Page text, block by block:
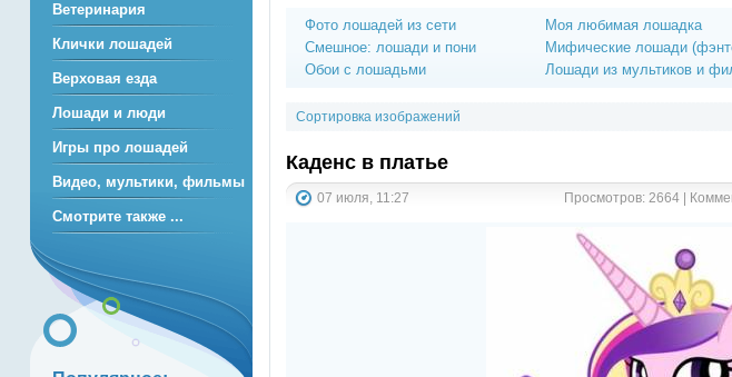
Фото лошадей из сети
Смешное: лошади и пони
Обои с лошадьми
Моя любимая лошадка
Мифические лошади
Лошади из мультиков и
Сортировка изображений
Каденс в платье
Просмотров: 2664 |
07 июля, 11:27
Ветеринария
Клички лошадей
Верховая езда
Лошади и люди
Игры про лошадей
Видео, мультики, фильмы
Смотрите также ...